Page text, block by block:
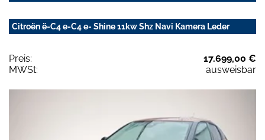
Citroën ë-C4 e-C4 e- Shine 11kw Shz Navi Kamera Leder
Preis:
17.699,00 €
MWSt:
ausweisbar